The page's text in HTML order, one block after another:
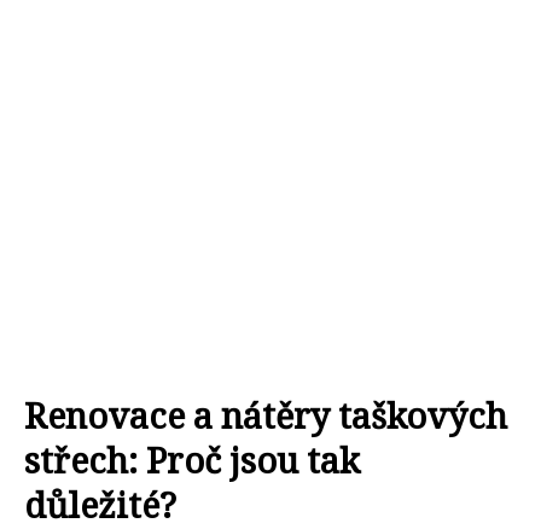
Renovace a nátěry taškových
střech: Proč jsou tak
důležité?